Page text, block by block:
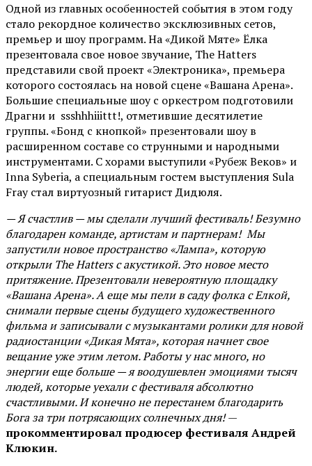
Одной из главных особенностей события в этом году
стало рекордное количество эксклюзивных сетов,
премьер и шоу программ. На «Дикой Мяте» Ёлка
презентовала свое новое звучание, The Hatters
представили свой проект «Электроника», премьера
которого состоялась на новой сцене «Вашана Арена».
Большие специальные шоу с оркестром подготовили
Драгни и ssshhhiiittt!, отметившие десятилетие
группы. «Бонд с кнопкой» презентовали шоу в
расширенном составе со струнными и народными
инструментами. С хорами выступили «Рубеж Веков» и
Inna Syberia, а специальным гостем выступления Sula
Fray стал виртуозный гитарист Дидюля.
— Я счастлив — мы сделали лучший фестиваль! Безумно
благодарен команде, артистам и партнерам! Мы
запустили новое пространство «Лампа», которую
открыли The Hatters с акустикой. Это новое место
притяжение. Презентовали невероятную площадку
«Вашана Арена». А еще мы пели в саду фолка с Елкой,
снимали первые сцены будущего художественного
фильма и записывали с музыкантами ролики для новой
радиостанции «Дикая Мята», которая начнет свое
вещание уже этим летом. Работы у нас много, но
энергии еще больше — я воодушевлен эмоциями тысяч
людей, которые уехали с фестиваля абсолютно
счастливыми. И конечно не перестанем благодарить
Бога за три потрясающих солнечных дня!—
прокомментировал продюсер фестиваля Андрей
Клюкин.